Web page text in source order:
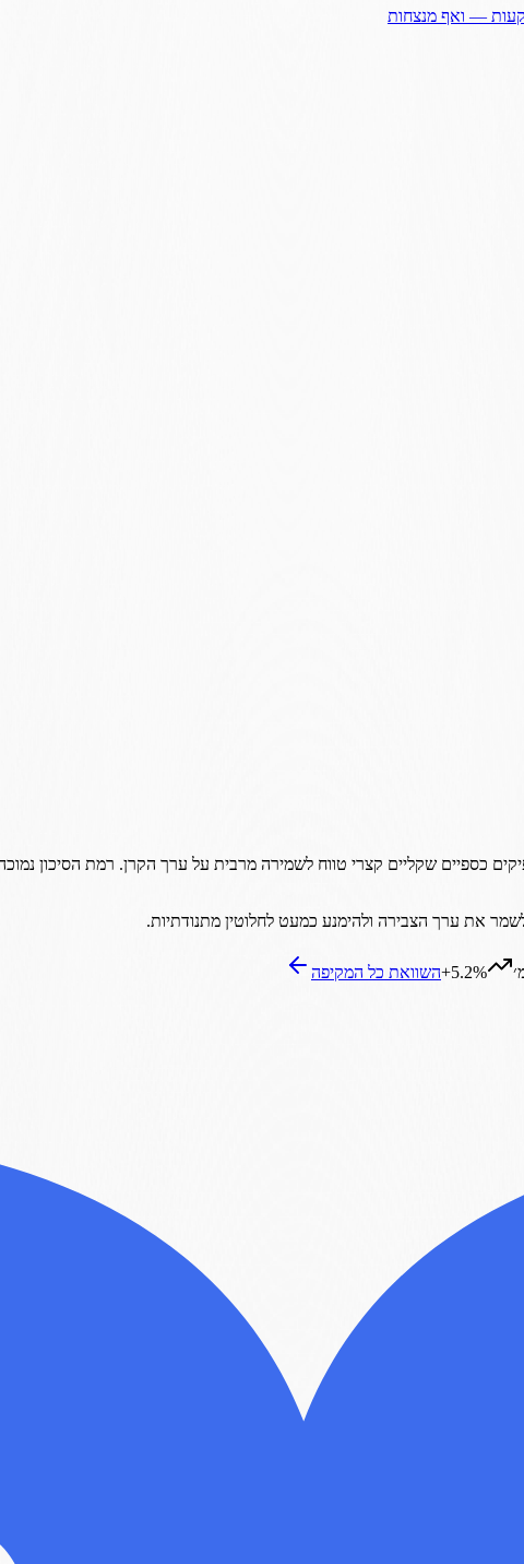
— ואף מנצחות
כספיים שקליים קצרי טווח לשמירה מרבית על ערך הקרן. רמת הסיכון נמוכה
את ערך הצבירה ולהימנע כמעט לחלוטין מתנודתיות.
+5.2%השוואת כל המקיפה